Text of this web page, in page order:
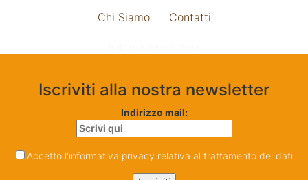
Chi Siamo Contatti
Iscriviti alla nostra newsletter
Indirizzo mail:
Accetto l'informativa privacy relativa al trattamento dei dati